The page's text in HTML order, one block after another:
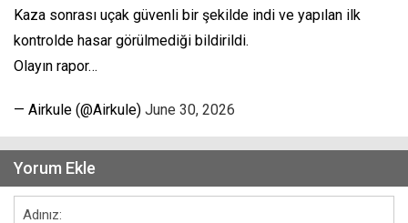
Kaza sonrası uçak güvenli bir şekilde indi ve yapılan ilk
kontrolde hasar görülmediği bildirildi.
Olayın rapor…
— Airkule (@Airkule) June 30, 2026
Yorum Ekle